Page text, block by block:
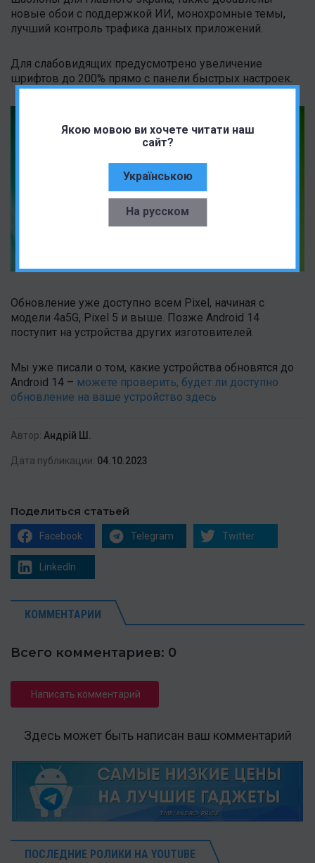
Якою мовою ви хочете читати наш
сайт?
Українською
На русском
новые обои с поддержкой ИИ, монохромные темы,
лучший контроль трафика данных приложений.
Для слабовидящих предусмотрено увеличение
шрифтов до 200% прямо с панели быстрых настроек.
Обновление уже доступно всем Pixel, начиная с
модели 4а5G, Pixel 5 и выше. Позже Android 14
поступит на устройства других изготовителей.
Мы уже писали о том, какие устройства обновятся до
Android 14 – можете проверить, будет ли доступно
обновление на ваше устройство здесь
Автор: Андрій Ш.
Дата публикации: 04.10.2023
Поделиться статьей
Facebook Telegram Twitter
LinkedIn
КОММЕНТАРИИ
Всего комментариев: 0
Написать комментарий
Здесь может быть написан ваш комментарий
ПОСЛЕДНИЕ РОЛИКИ НА YOUTUBE